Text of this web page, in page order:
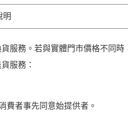
明
服務。若與實體門市價格不同時
服務：
費者事先同意始提供者。